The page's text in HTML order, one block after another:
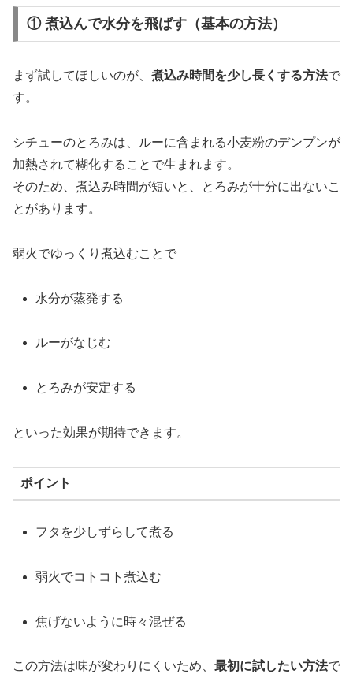
① 煮込んで水分を飛ばす（基本の方法）
まず試してほしいのが、 煮込み時間を少し長 く する方法で
す。
シチューのとろみは、 ルーに含 ま れる小麦粉のデンプンが
加熱さ れて糊化する こと で生まれます。
そのため、 煮込み時間が短いと、 とろみが十分に出ないこ
と があり ます。
弱火でゆっくり 煮込むこと で
水分が蒸発する
ルーがなじむ
とろみが安定する
といった効果が期待でき ます。
ポイント
フタ を少しずら して煮る
弱火でコトコト煮込む
焦げないよう に時々混ぜる
この方法は味が変わり にくいため、 最初に試したい方法で